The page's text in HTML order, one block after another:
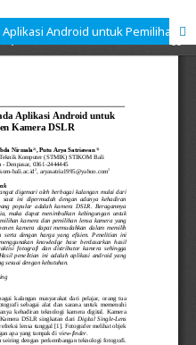
Metode Forward Chaining pada Aplikasi Android untuk Pemilihan Komponen Kamera DSLR